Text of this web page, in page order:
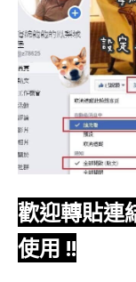
歡迎轉貼連
使用 !!